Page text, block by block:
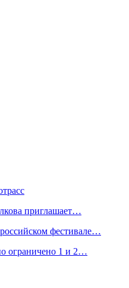
приглашает…
фестивале…
ограничено 1 и 2…